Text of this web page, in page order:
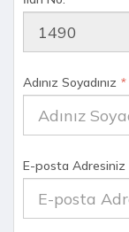
Adınız Soyadınız *
E-posta Adresiniz